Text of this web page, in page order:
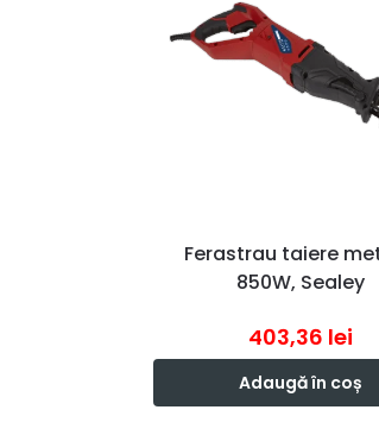
Ferastrau taiere
850W, Sealey
403,36 lei
Adaugă în coș